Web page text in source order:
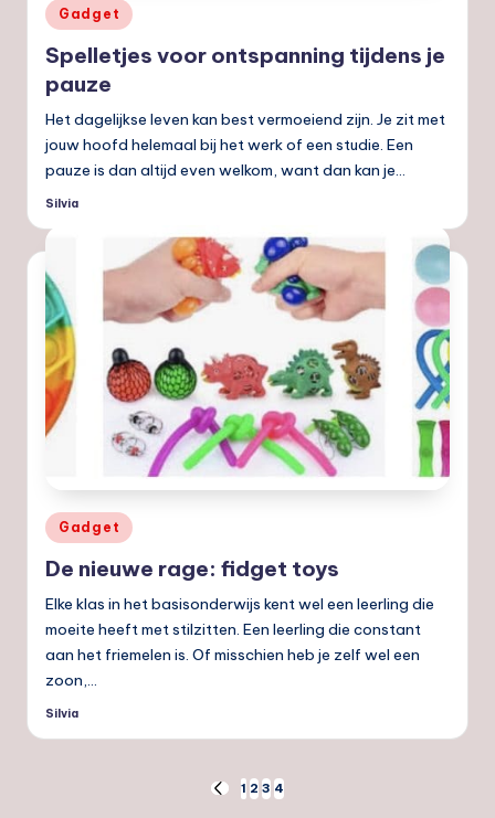
Geplaatst
in
Gadget
Spelletjes voor ontspanning tijdens je
pauze
Het dagelijkse leven kan best vermoeiend zijn. Je zit met
jouw hoofd helemaal bij het werk of een studie. Een
pauze is dan altijd even welkom, want dan kan je…
Geplaatst
Silvia
Geplaatst
in
Gadget
De nieuwe rage: fidget toys
Elke klas in het basisonderwijs kent wel een leerling die
moeite heeft met stilzitten. Een leerling die constant
aan het friemelen is. Of misschien heb je zelf wel een
zoon,…
Geplaatst
Silvia
VORIGE
1 2 3 4